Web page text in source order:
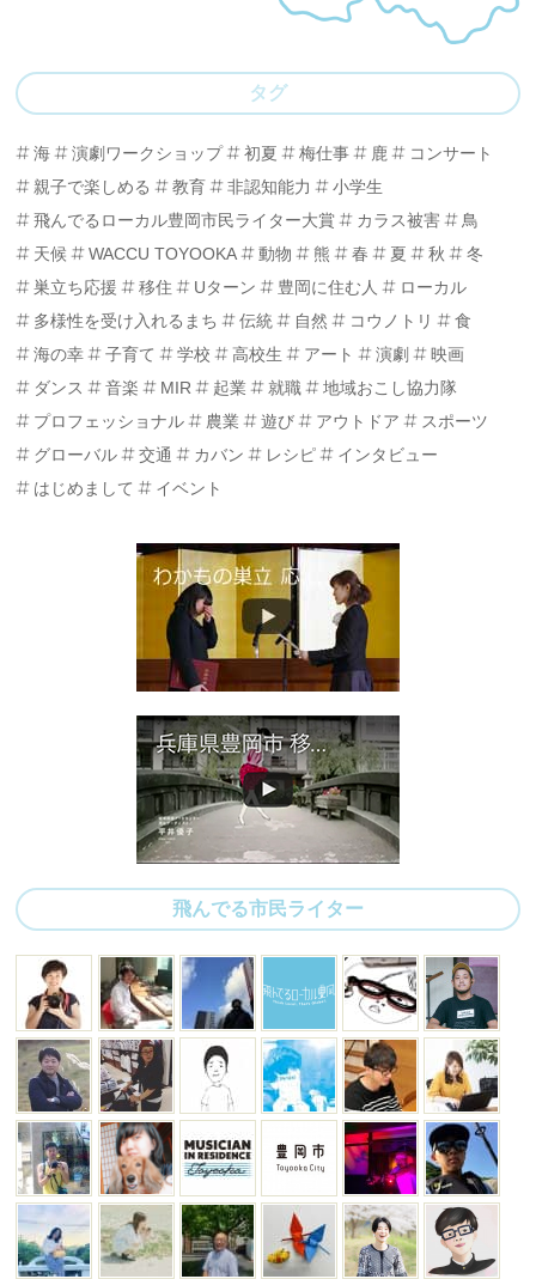
タグ
海 演劇ワークショップ 初夏 梅仕事 鹿
コンサート
親子で楽しめる
教育 非認知能力
小学生
飛んでるローカル豊岡市民ライター大賞
カラス被害
鳥
天候
WACCU TOYOOKA 動物 熊 春 夏 秋
冬
巣立ち応援
移住 Uターン 豊岡に住む人
ローカル
多様性を受け入れるまち
伝統 自然 コウノトリ
食
海の幸
子育て 学校 高校生 アート 演劇
映画
ダンス
音楽 MIR 起業 就職
地域おこし協力隊
プロフェッショナル
農業 遊び アウトドア
スポーツ
グローバル
交通 カバン レシピ
インタビュー
はじめまして
イベント
飛んでる市民ライター